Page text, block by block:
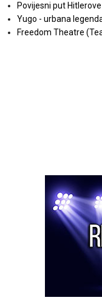
Povijesni put
Yugo - urbana
Freedom Theatre